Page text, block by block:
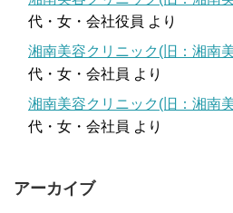
代・女・会社役員 より
湘南美容クリニック(旧：湘南
代・女・会社員 より
湘南美容クリニック(旧：湘南
代・女・会社員 より
アーカイブ